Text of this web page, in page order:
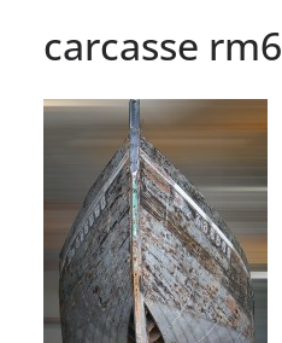
carcasse rm6